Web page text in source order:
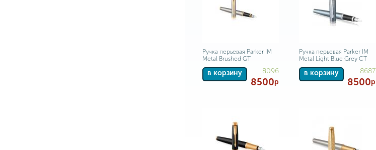
Ручка перьевая Parker IM
Metal Brushed GT
в корзину 8096
8500р
Ручка перьевая Parker IM
Metal Light Blue Grey CT
в корзину 8687
8500р